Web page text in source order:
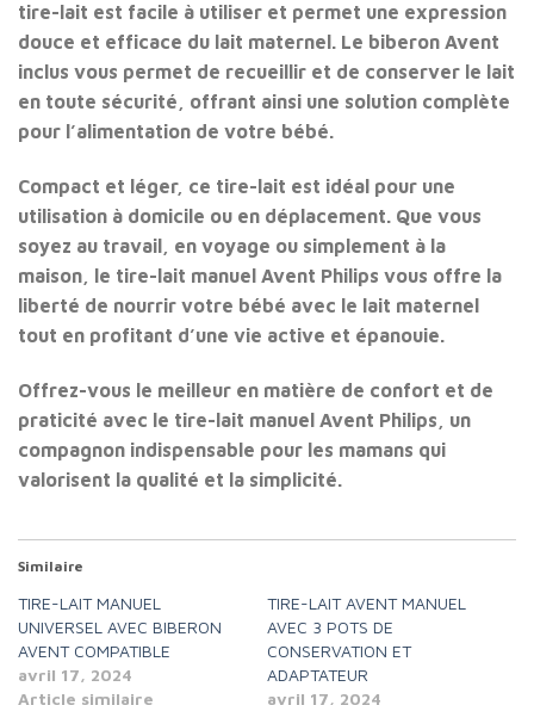
tire-lait est facile à utiliser et permet une expression
douce et efficace du lait maternel. Le biberon Avent
inclus vous permet de recueillir et de conserver le lait
en toute sécurité, offrant ainsi une solution complète
pour l’alimentation de votre bébé.
Compact et léger, ce tire-lait est idéal pour une
utilisation à domicile ou en déplacement. Que vous
soyez au travail, en voyage ou simplement à la
maison, le tire-lait manuel Avent Philips vous offre la
liberté de nourrir votre bébé avec le lait maternel
tout en profitant d’une vie active et épanouie.
Offrez-vous le meilleur en matière de confort et de
praticité avec le tire-lait manuel Avent Philips, un
compagnon indispensable pour les mamans qui
valorisent la qualité et la simplicité.
Similaire
TIRE-LAIT MANUEL
UNIVERSEL AVEC BIBERON
AVENT COMPATIBLE
avril 17, 2024
Article similaire
TIRE-LAIT AVENT MANUEL
AVEC 3 POTS DE
CONSERVATION ET
ADAPTATEUR
avril 17, 2024